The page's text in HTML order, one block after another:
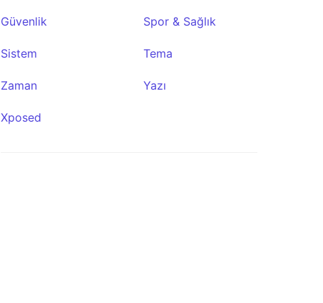
Tor VPN
★0
Güvenlik Spor & Sağlık
Sistem Tema
Zaman Yazı
Xposed